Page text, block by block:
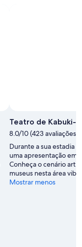
Teatro de Kabuki-
8.0/10 (423 avaliações)
Durante a sua estadia
uma apresentação em
Conheça o cenário
museus nesta área
Mostrar menos